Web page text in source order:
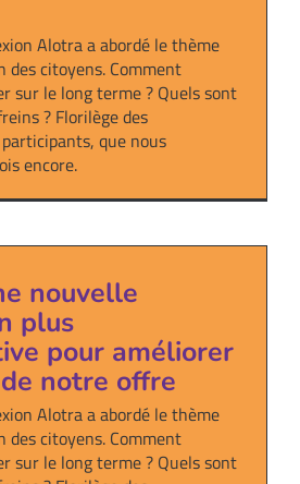
Alotra a abordé le thème
des citoyens. Comment
sur le long terme ? Quels sont
? Florilège des
que nous
encore.
nouvelle
plus
pour améliorer
notre offre
Alotra a abordé le thème
des citoyens. Comment
sur le long terme ? Quels sont